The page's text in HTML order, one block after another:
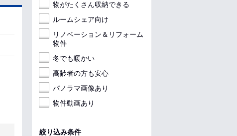
物がたくさん収納できる
ルームシェア向け
リノベーション＆リフォーム
物件
冬でも暖かい
高齢者の方も安心
パノラマ画像あり
物件動画あり
絞り込み条件